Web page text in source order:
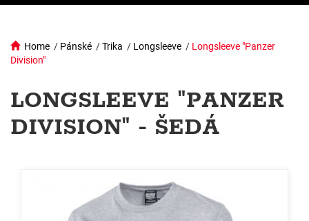
Home / Pánské /Trika / Longsleeve / Longsleeve "Panzer
Division"
LONGSLEEVE "PANZER
DIVISION" - ŠEDÁ